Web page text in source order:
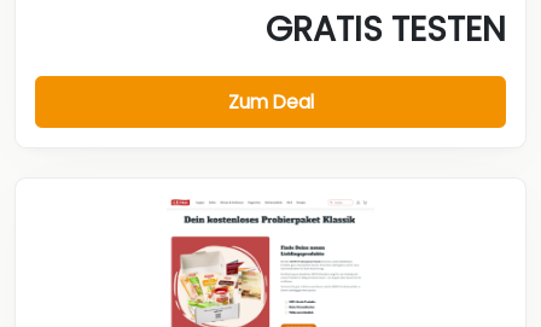
GRATIS TESTEN
Zum Deal